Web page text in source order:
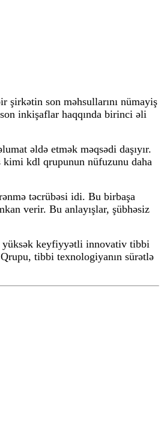
şirkətin son məhsullarını nümayiş
inkişaflar haqqında birinci əli
əldə etmək məqsədi daşıyır.
kdl qrupunun nüfuzunu daha
təcrübəsi idi. Bu birbaşa
verir. Bu anlayışlar, şübhəsiz
yüksək keyfiyyətli innovativ tibbi
tibbi texnologiyanın sürətlə